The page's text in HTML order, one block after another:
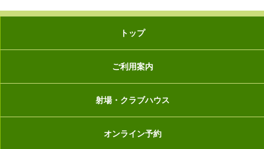
トップ
ご利用案内
射場・クラブハウス
オンライン予約